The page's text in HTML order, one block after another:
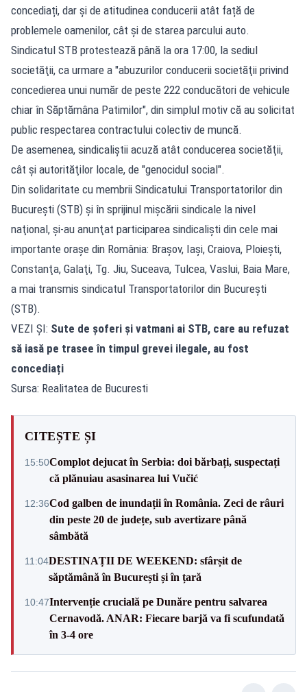
concediați, dar și de atitudinea conducerii atât față de
problemele oamenilor, cât și de starea parcului auto.
Sindicatul STB protestează până la ora 17:00, la sediul
societăţii, ca urmare a "abuzurilor conducerii societăţii privind
concedierea unui număr de peste 222 conducători de vehicule
chiar în Săptămâna Patimilor", din simplul motiv că au solicitat
public respectarea contractului colectiv de muncă.
De asemenea, sindicaliştii acuză atât conducerea societăţii,
cât şi autorităţilor locale, de "genocidul social".
Din solidaritate cu membrii Sindicatului Transportatorilor din
Bucureşti (STB) şi în sprijinul mişcării sindicale la nivel
naţional, şi-au anunţat participarea sindicalişti din cele mai
importante oraşe din România: Braşov, Iaşi, Craiova, Ploieşti,
Constanţa, Galaţi, Tg. Jiu, Suceava, Tulcea, Vaslui, Baia Mare,
a mai transmis sindicatul Transportatorilor din Bucureşti
(STB).
VEZI ȘI: Sute de șoferi și vatmani ai STB, care au refuzat
să iasă pe trasee în timpul grevei ilegale, au fost
concediați
Sursa: Realitatea de Bucuresti
CITEȘTE ȘI
15:50Complot dejucat în Serbia: doi bărbați, suspectați
că plănuiau asasinarea lui Vučić
12:36Cod galben de inundații în România. Zeci de râuri
din peste 20 de județe, sub avertizare până
sâmbătă
11:04DESTINAȚII DE WEEKEND: sfârșit de
săptămână în București și în țară
10:47Intervenție crucială pe Dunăre pentru salvarea
Cernavodă. ANAR: Fiecare barjă va fi scufundată
în 3-4 ore